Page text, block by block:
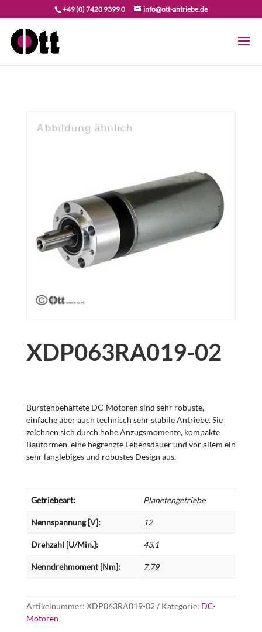
+49 (0) 7420 9399 0 info@ott-antriebe.de
XDP063RA019-02
Bürstenbehaftete DC-Motoren sind sehr robuste,
einfache aber auch technisch sehr stabile Antriebe. Sie
zeichnen sich durch hohe Anzugsmomente, kompakte
Bauformen, eine begrenzte Lebensdauer und vor allem ein
sehr langlebiges und robustes Design aus.
Getriebeart: Planetengetriebe
Nennspannung [V]: 12
Drehzahl [U/Min.]: 43,1
Nenndrehmoment [Nm]: 7,79
Artikelnummer: XDP063RA019-02 Kategorie: DC-
Motoren